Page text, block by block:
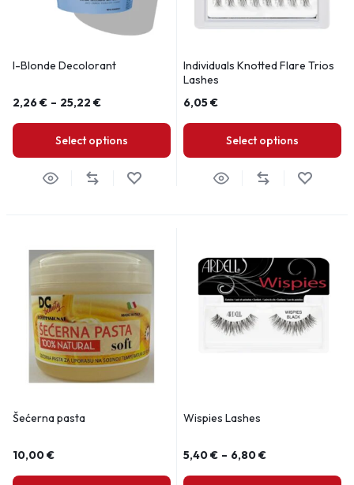
I-Blonde Decolorant
2,26€ – 25,22 €
Select options
Individuals Knotted Flare Trios
Lashes
6,05€
Select options
Šećerna pasta
10,00€
Wispies Lashes
5,40€ – 6,80€